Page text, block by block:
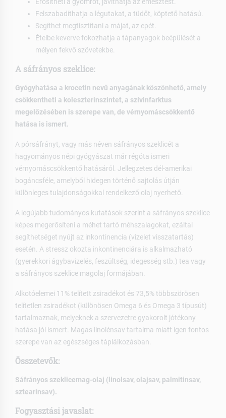
Felszabadíthatja a légutakat, a tüdőt, köptető hatású.
Segíthet megtisztítani a májat, az epét.
Ételbe keverve fokozhatja a tápanyagok beépülését a
mélyen fekvő szövetekbe.
A sáfrányos szeklice:
Gyógyhatása a krocetin nevű anyagának köszönhető, amely
csökkentheti a koleszterinszintet, a szívinfarktus
megelőzésében is szerepe van, de vérnyomáscsökkentő
hatása is ismert.
A pórsáfrányt, vagy más néven sáfrányos szeklicét a
hagyományos népi gyógyászat már régóta ismeri
vérnyomáscsökkentő hatásáról. Jellegzetes dél-amerikai
bogáncsféle, amelyből hidegen történő sajtolás útján
különleges tulajdonságokkal rendelkező olaj nyerhető.
A legújabb tudományos kutatások szerint a sáfrányos szeklice
képes megerősíteni a méhet tartó méhszalagokat, ezáltal
segíthetséget nyújt az inkontinencia (vizelet visszatartás)
esetén. A stressz okozta inkontinenciára is alkalmazható
(gyerekkori ágybavizelés, feszültség, idegesség stb.) tea vagy
a sáfrányos szeklice magolaj formájában.
Alkotóelemei 11% telített zsiradékot és 73,5% többszörösen
telítetlen zsiradékot (különösen Omega 6 és Omega 3 típusút)
tartalmaznak, melyeknek a szervezetre gyakorolt jótékony
hatása jól ismert. Magas linolénsav tartalma miatt igen fontos
szerepe van az egészséges táplálkozásban.
Összetevők:
Sáfrányos szeklicemag-olaj (linolsav, olajsav, palmitinsav,
sztearinsav).
Fogyasztási javaslat: